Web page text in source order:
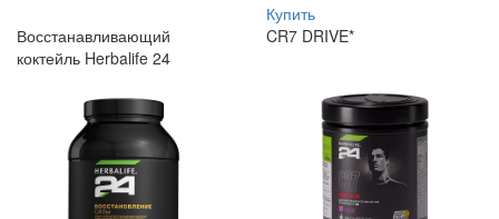
Купить
Восстанавливающий
коктейль Herbalife 24
CR7 DRIVE*